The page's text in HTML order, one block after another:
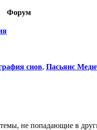
Форум
снов, Пасьянс
не попадающие в